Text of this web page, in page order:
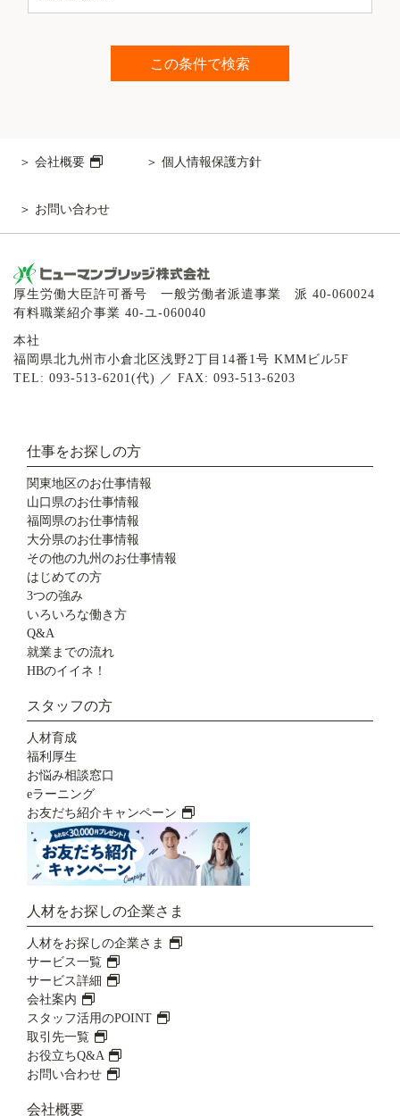
会社概要 個人情報保護方針
お問い合わせ
厚生労働大臣許可番号 一般労働者派遣事業 派 40-060024
有料職業紹介事業 40-ユ-060040
本社
福岡県北九州市小倉北区浅野2丁目14番1号 KMMビル5F
TEL: 093-513-6201(代) ／ FAX: 093-513-6203
仕事をお探しの方
関東地区のお仕事情報
山口県のお仕事情報
福岡県のお仕事情報
大分県のお仕事情報
その他の九州のお仕事情報
はじめての方
3つの強み
いろいろな働き方
Q&A
就業までの流れ
HBのイイネ！
スタッフの方
人材育成
福利厚生
お悩み相談窓口
eラーニング
お友だち紹介キャンペーン
人材をお探しの企業さま
人材をお探しの企業さま
サービス一覧
サービス詳細
会社案内
スタッフ活用のPOINT
取引先一覧
お役立ちQ&A
お問い合わせ
会社概要